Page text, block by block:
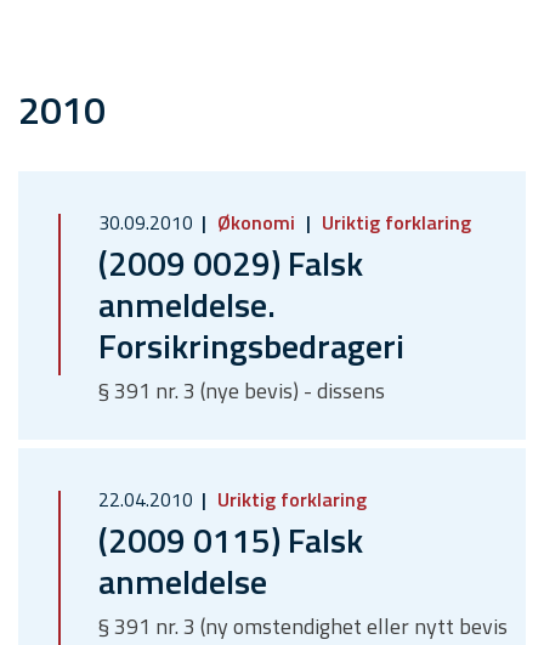
2010
30.09.2010 Økonomi Uriktig forklaring
(2009 0029) Falsk
anmeldelse.
Forsikringsbedrageri
§ 391 nr. 3 (nye bevis) - dissens
22.04.2010 Uriktig forklaring
(2009 0115) Falsk
anmeldelse
§ 391 nr. 3 (ny omstendighet eller nytt bevis